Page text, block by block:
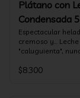
Plátano con
Condensada
Espectacular
cremoso y...
"caluguienta",
$8.300